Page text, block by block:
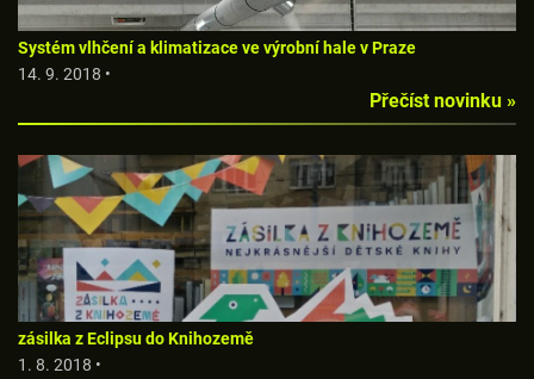
Systém vlhčení a klimatizace ve výrobní hale v Praze
14. 9. 2018 •
Přečíst novinku »
zásilka z Eclipsu do Knihozemě
1. 8. 2018 •